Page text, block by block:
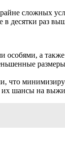
сложных
в десятки раз
особями, а
что
их шансы на